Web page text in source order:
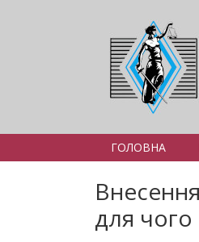
ГОЛОВНА
для чого